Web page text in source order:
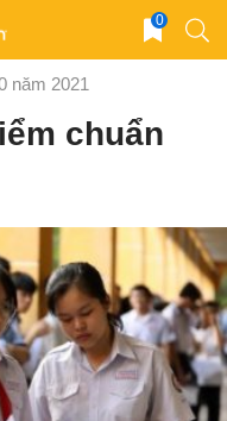
0
năm 2021
chuẩn